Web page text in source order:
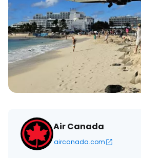
Air Canada
aircanada.com